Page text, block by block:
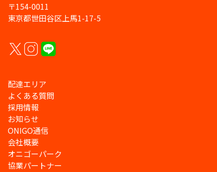
〒154-0011
東京都世田谷区上馬1-17-5
配達エリア
よくある質問
採用情報
お知らせ
ONIGO通信
会社概要
オニゴーパーク
協業パートナー